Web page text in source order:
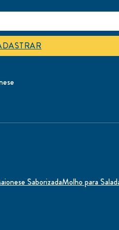
SaborizadaMolho para